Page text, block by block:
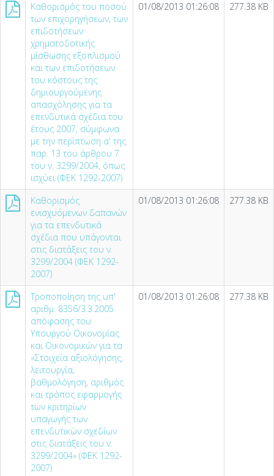
Καθορισμός του ποσού
των επιχορηγήσεων, των
επιδοτήσεων
χρηματοδοτικής
μίσθωσης εξοπλισμού
και των επιδοτήσεων
του κόστους της
δημιουργούμενης
απασχόλησης για τα
επενδυτικά σχέδια του
έτους 2007, σύμφωνα
με την περίπτωση α' της
παρ. 13 του άρθρου 7
του ν. 3299/2004, όπως
ισχύει (ΦΕΚ 1292-2007)
01/08/2013 01:26:08 277.38 KB
Καθορισμός
ενισχυόμενων δαπανών
για τα επενδυτικά
σχέδια που υπάγονται
στις διατάξεις του ν.
3299/2004 (ΦΕΚ 1292-
2007)
01/08/2013 01:26:08 277.38 KB
Τροποποίηση της υπ'
αριθμ. 8356/3.3.2005
απόφασης του
Υπουργού Οικονομίας
και Οικονομικών για τα
«Στοιχεία αξιολόγησης,
λειτουργία,
βαθμολόγηση, αριθμός
και τρόπος εφαρμογής
των κριτηρίων
υπαγωγής των
επενδυτικών σχεδίων
στις διατάξεις του ν.
3299/2004» (ΦΕΚ 1292-
2007)
01/08/2013 01:26:08 277.38 KB